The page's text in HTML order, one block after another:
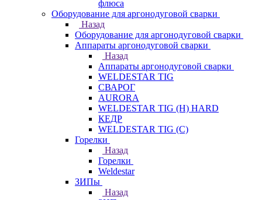
флюса
Оборудование для аргонодуговой сварки
Назад
Оборудование для аргонодуговой сварки
Аппараты аргонодуговой сварки
Назад
Аппараты аргонодуговой сварки
WELDESTAR TIG
СВАРОГ
AURORA
WELDESTAR TIG (H) HARD
КЕДР
WELDESTAR TIG (С)
Горелки
Назад
Горелки
Weldestar
ЗИПы
Назад